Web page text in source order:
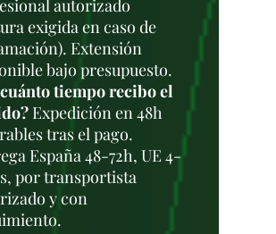
autorizado
exigida en caso de
Extensión
bajo presupuesto.
tiempo recibo el
Expedición en 48h
tras el pago.
España 48-72h, UE 4-
por transportista
y con